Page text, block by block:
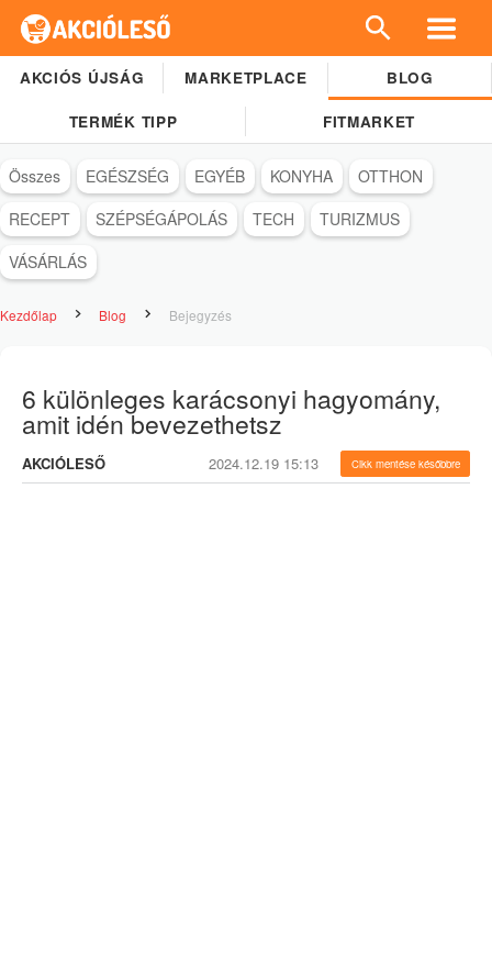
AKCIÓS ÚJSÁG MARKETPLACE BLOG
TERMÉK TIPP FITMARKET
Összes EGÉSZSÉG EGYÉB KONYHA
OTTHON
RECEPT
SZÉPSÉGÁPOLÁS TECH
TURIZMUS
VÁSÁRLÁS
Kezdőlap Blog Bejegyzés
6 különleges karácsonyi hagyomány,
amit idén bevezethetsz
AKCIÓLESŐ 2024.12.19 15:13 Cikk mentése későbbre